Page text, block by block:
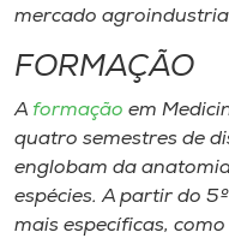
mercado
FORMAÇÃO
A formação em
quatro semestres de
englobam da
espécies. A partir do
mais específicas,